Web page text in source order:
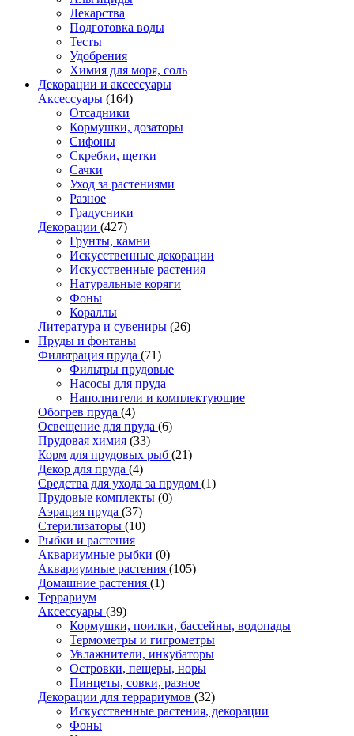
Лекарства
Подготовка воды
Тесты
Удобрения
Химия для моря, соль
Декорации и аксессуары
Аксессуары (164)
Отсадники
Кормушки, дозаторы
Сифоны
Скребки, щетки
Сачки
Уход за растениями
Разное
Градусники
Декорации (427)
Грунты, камни
Искусственные декорации
Искусственные растения
Натуральные коряги
Фоны
Кораллы
Литература и сувениры (26)
Пруды и фонтаны
Фильтрация пруда (71)
Фильтры прудовые
Насосы для пруда
Наполнители и комплектующие
Обогрев пруда (4)
Освещение для пруда (6)
Прудовая химия (33)
Корм для прудовых рыб (21)
Декор для пруда (4)
Средства для ухода за прудом (1)
Прудовые комплекты (0)
Аэрация пруда (37)
Стерилизаторы (10)
Рыбки и растения
Аквариумные рыбки (0)
Аквариумные растения (105)
Домашние растения (1)
Террариум
Аксессуары (39)
Кормушки, поилки, бассейны, водопады
Термометры и гигрометры
Увлажнители, инкубаторы
Островки, пещеры, норы
Пинцеты, совки, разное
Декорации для террариумов (32)
Искусственные растения, декорации
Фоны